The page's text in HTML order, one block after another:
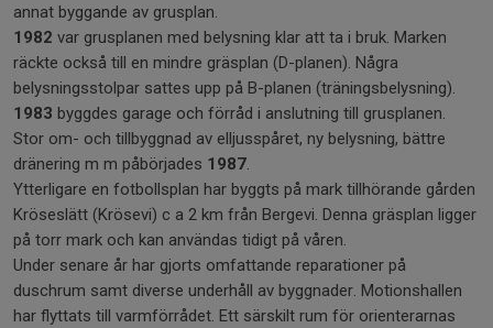
annat byggande av grusplan.
1982 var grusplanen med belysning klar att ta i bruk. Marken
räckte också till en mindre gräsplan (D-planen). Några
belysningsstolpar sattes upp på B-planen (träningsbelysning).
1983 byggdes garage och förråd i anslutning till grusplanen.
Stor om- och tillbyggnad av elljusspåret, ny belysning, bättre
dränering m m påbörjades 1987
Ytterligare en fotbollsplan har byggts på mark tillhörande gården
Kröseslätt (Krösevi) c a 2 km från Bergevi. Denna gräsplan ligger
på torr mark och kan användas tidigt på våren.
Under senare år har gjorts omfattande reparationer på
duschrum samt diverse underhåll av byggnader. Motionshallen
har flyttats till varmförrådet. Ett särskilt rum för orienterarnas